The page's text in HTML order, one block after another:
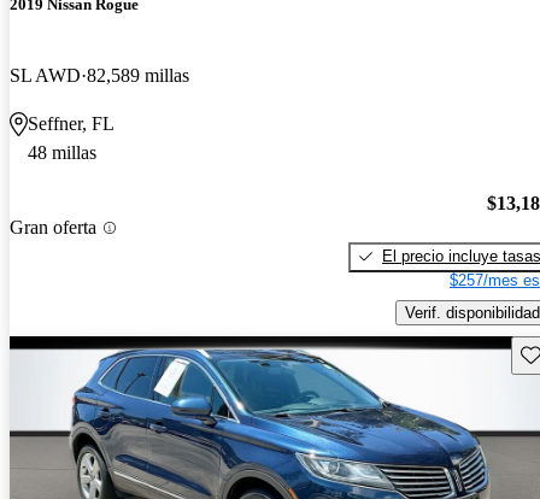
2019 Nissan Rogue
SL AWD 82,589 millas
Seffner, FL
48 millas
Gran oferta
El precio incluye tasas
$257/mes
Verif. disponibilidad